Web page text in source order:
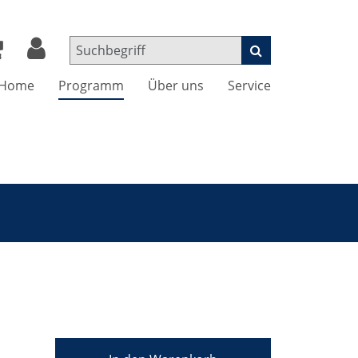
Programm Über uns Service